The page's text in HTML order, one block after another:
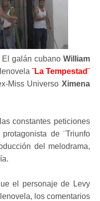
galán cubano William
¨La Tempestad¨
Miss Universo Ximena
constantes peticiones
de ¨Triunfo
del melodrama,
el personaje de Levy
los comentarios